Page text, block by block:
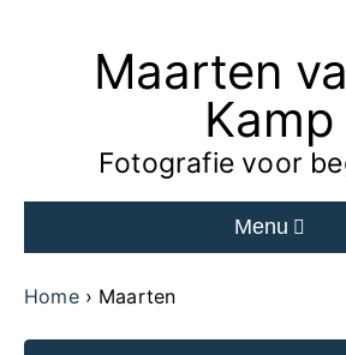
Maarten
Kamp
Fotografie voor
Menu
Home Maarten